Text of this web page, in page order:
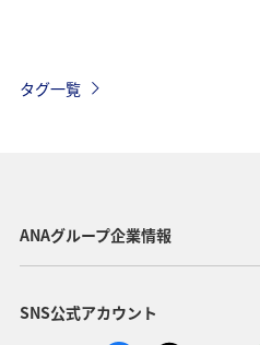
タグ一覧
ANAグループ企業情報
SNS公式アカウント